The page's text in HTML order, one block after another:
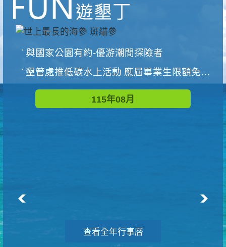
與國家公園有約-優游潮間探險者
墾管處推低碳水上活動 應屆畢業生限額免費參加
115年08月
查看全年行事曆